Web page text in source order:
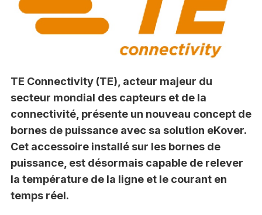
TE Connectivity (TE), acteur majeur du
secteur mondial des capteurs et de la
connectivité, présente un nouveau concept de
bornes de puissance avec sa solution eKover.
Cet accessoire installé sur les bornes de
puissance, est désormais capable de relever
la température de la ligne et le courant en
temps réel.